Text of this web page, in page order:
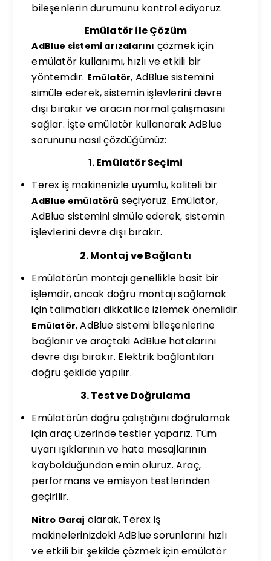
bileşenlerin durumunu kontrol ediyoruz.
Emülatör ile Çözüm
AdBlue sistemi arızalarını çözmek için
emülatör kullanımı, hızlı ve etkili bir
yöntemdir. Emülatör, AdBlue sistemini
simüle ederek, sistemin işlevlerini devre
dışı bırakır ve aracın normal çalışmasını
sağlar. İşte emülatör kullanarak AdBlue
sorununu nasıl çözdüğümüz:
1. Emülatör Seçimi
Terex iş makinenizle uyumlu, kaliteli bir
AdBlue emülatörü seçiyoruz. Emülatör,
AdBlue sistemini simüle ederek, sistemin
işlevlerini devre dışı bırakır.
2. Montaj ve Bağlantı
Emülatörün montajı genellikle basit bir
işlemdir, ancak doğru montajı sağlamak
için talimatları dikkatlice izlemek önemlidir.
Emülatör, AdBlue sistemi bileşenlerine
bağlanır ve araçtaki AdBlue hatalarını
devre dışı bırakır. Elektrik bağlantıları
doğru şekilde yapılır.
3. Test ve Doğrulama
Emülatörün doğru çalıştığını doğrulamak
için araç üzerinde testler yaparız. Tüm
uyarı ışıklarının ve hata mesajlarının
kaybolduğundan emin oluruz. Araç,
performans ve emisyon testlerinden
geçirilir.
Nitro Garaj olarak, Terex iş
makinelerinizdeki AdBlue sorunlarını hızlı
ve etkili bir şekilde çözmek için emülatör